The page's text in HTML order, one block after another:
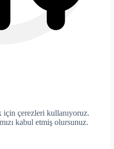
çerezleri kullanıyoruz.
kabul etmiş olursunuz.